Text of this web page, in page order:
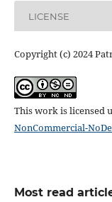
LICENSE
Copyright (c) 2024
This work is licensed
NonCommercial-
Most read